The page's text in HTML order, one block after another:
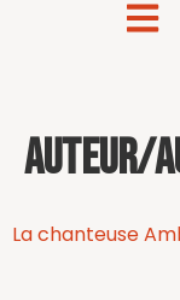
Auteur/
La chanteuse